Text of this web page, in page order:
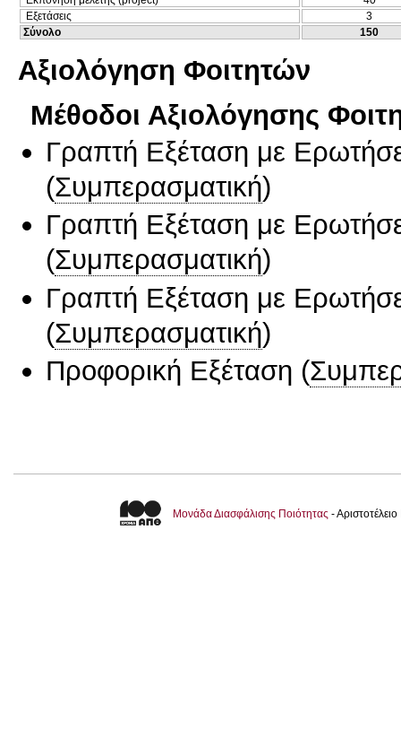
Εξετάσεις
3
Σύνολο
150
Αξιολόγηση Φοιτητών
Μέθοδοι Αξιολόγησης
Γραπτή Εξέταση με
(Συμπερασματική)
Γραπτή Εξέταση με
(Συμπερασματική)
Γραπτή Εξέταση με
(Συμπερασματική)
Προφορική Εξέταση (
Μονάδα Διασφάλισης Ποιότητας -